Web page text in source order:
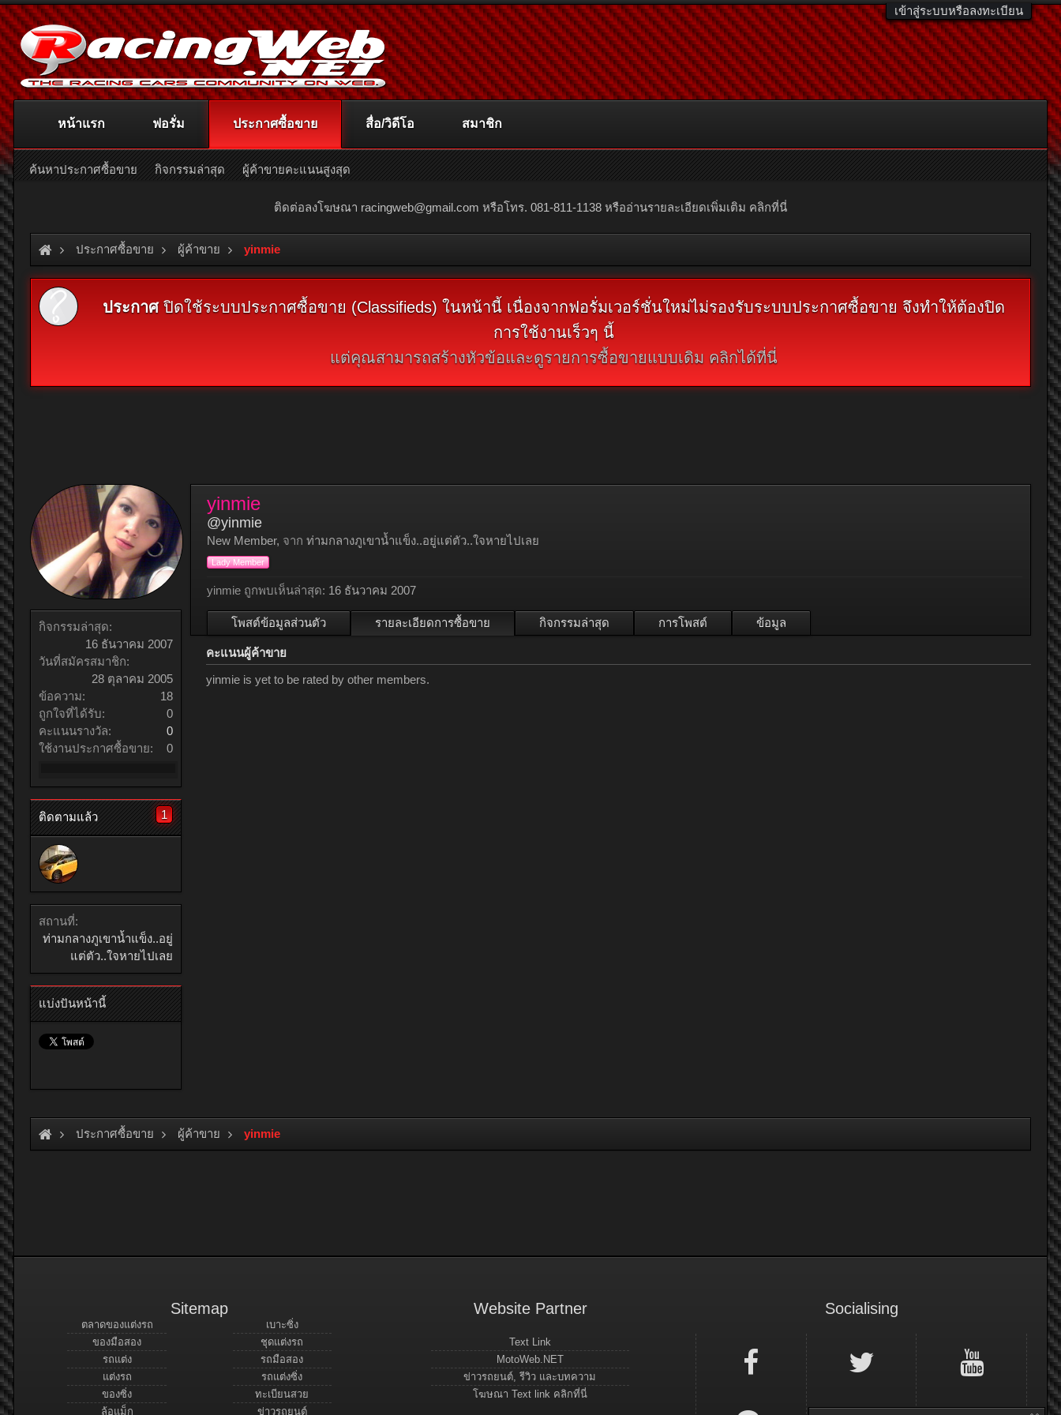
เข้าสู่ระบบหรือลงทะเบียน
ติดต่อลงโฆษณา racingweb@gmail.com หรือโทร. 081-811-1138 หรืออ่านรายละเอียดเพิ่มเติม คลิกที่นี่
ประกาศซื้อขาย ผู้ค้าขาย yinmie
ประกาศปิดใช้ระบบประกาศซื้อขาย (Classifieds) ในหน้านี้ เนื่องจากฟอรั่มเวอร์ชั่นใหม่ไม่รองรับระบบประกาศซื้อขาย จึงทำให้ต้องปิด
การใช้งานเร็วๆ นี้
แต่คุณสามารถสร้างหัวข้อและดูรายการซื้อขายแบบเดิม คลิกได้ที่นี่
กิจกรรมล่าสุด:
16 ธันวาคม 2007
วันที่สมัครสมาชิก:
28 ตุลาคม 2005
ข้อความ:
18
ถูกใจที่ได้รับ:
0
คะแนนรางวัล:
0
ใช้งานประกาศซื้อขาย:
0
ติดตามแล้ว 1
สถานที่:
ท่ามกลางภูเขาน้ำแข็ง..อยู่
แต่ตัว..ใจหายไปเลย
แบ่งปันหน้านี้
yinmie
@yinmie
New Member, จาก ท่ามกลางภูเขาน้ำแข็ง..อยู่แต่ตัว..ใจหายไปเลย
Lady Member
yinmie ถูกพบเห็นล่าสุด: 16 ธันวาคม 2007
โพสต์ข้อมูลส่วนตัว รายละเอียดการซื้อขาย กิจกรรมล่าสุด การโพสต์ ข้อมูล
คะแนนผู้ค้าขาย
yinmie is yet to be rated by other members.
ประกาศซื้อขาย ผู้ค้าขาย yinmie
หน้าแรก ฟอรั่ม ประกาศซื้อขาย
ค้นหาประกาศซื้อขาย กิจกรรมล่าสุด ผู้ค้าขายคะแนนสูงสุด
สื่อ/วิดีโอ สมาชิก
Sitemap
ตลาดของแต่งรถ
ของมือสอง
รถแต่ง
แต่งรถ
ของซิ่ง
ล้อแม็ก
เบาะซิ่ง
ชุดแต่งรถ
รถมือสอง
รถแต่งซิ่ง
ทะเบียนสวย
ข่าวรถยนต์
Website Partner
Text Link
MotoWeb.NET
ข่าวรถยนต์, รีวิว และบทความ
โฆษณา Text link คลิกที่นี่
Socialising